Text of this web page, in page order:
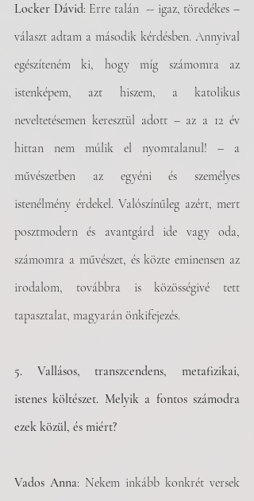
Locker Dávid: Erre talán  -- igaz, töredékes –
választ adtam a második kérdésben. Annyival
egészíteném ki, hogy míg számomra az
istenképem, azt hiszem, a katolikus
neveltetésemen keresztül adott – az a 12 év
hittan nem múlik el nyomtalanul! – a
művészetben az egyéni és személyes
istenélmény érdekel. Valószínűleg azért, mert
posztmodern és avantgárd ide vagy oda,
számomra a művészet, és közte eminensen az
irodalom, továbbra is közösségivé tett
tapasztalat, magyarán önkifejezés.
5. Vallásos, transzcendens, metafizikai,
istenes költészet. Melyik a fontos számodra
ezek közül, és miért?
Vados Anna: Nekem inkább konkrét versek